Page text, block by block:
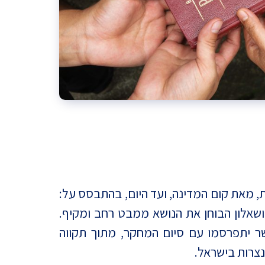
מאת קום המדינה, ועד היום, בהתבסס על:
הבוחן את הנושא ממבט רחב ומקיף.
יתפרסמו עם סיום המחקר, מתוך תקווה
בישראל.